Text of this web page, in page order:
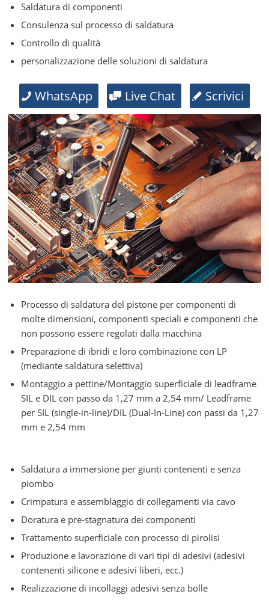
Saldatura di componenti
Consulenza sul processo di saldatura
Controllo di qualità
personalizzazione delle soluzioni di saldatura
WhatsApp Live Chat Scrivici
Processo di saldatura del pistone per componenti di
molte dimensioni, componenti speciali e componenti che
non possono essere regolati dalla macchina
Preparazione di ibridi e loro combinazione con LP
(mediante saldatura selettiva)
Montaggio a pettine/Montaggio superficiale di leadframe
SIL e DIL con passo da 1,27 mm a 2,54 mm/ Leadframe
per SIL (single-in-line)/DIL (Dual-In-Line) con passi da 1,27
mm e 2,54 mm
Saldatura a immersione per giunti contenenti e senza
piombo
Crimpatura e assemblaggio di collegamenti via cavo
Doratura e pre-stagnatura dei componenti
Trattamento superficiale con processo di pirolisi
Produzione e lavorazione di vari tipi di adesivi (adesivi
contenenti silicone e adesivi liberi, ecc.)
Realizzazione di incollaggi adesivi senza bolle